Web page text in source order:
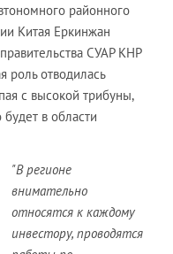
районного
Китая Еркинжан
СУАР КНР
роль отводилась
с высокой трибуны,
в области
"В регионе
внимательно
относятся к каждому
инвестору, проводятся